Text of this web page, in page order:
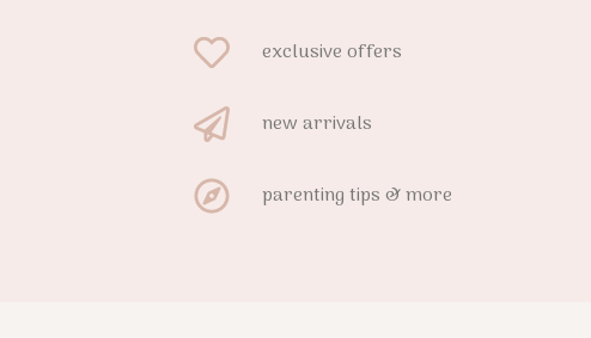
exclusive offers
new arrivals
parenting tips & more